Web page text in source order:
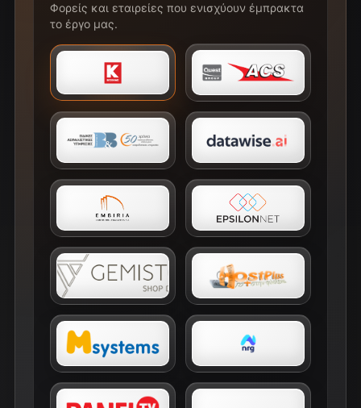
Φορείς και εταιρείες που ενισχύουν έμπρακτα
το έργο μας.